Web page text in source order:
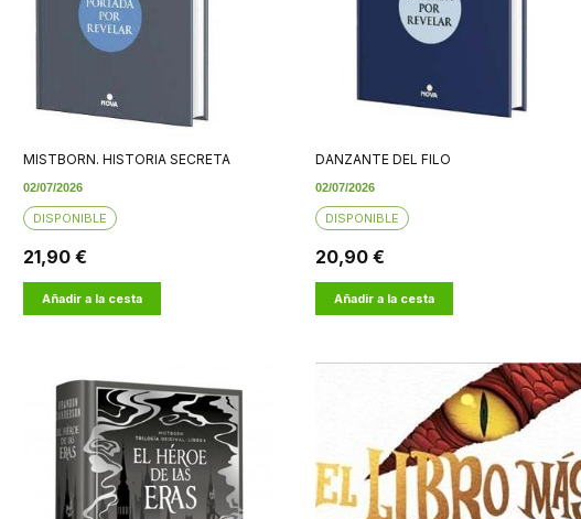
MISTBORN. HISTORIA SECRETA
02/07/2026
DISPONIBLE
21,90 €
Añadir a la cesta
DANZANTE DEL FILO
02/07/2026
DISPONIBLE
20,90 €
Añadir a la cesta